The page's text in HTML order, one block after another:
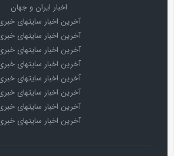
اخبار ایران و جهان
آخرین اخبار سایتهای خبری
آخرین اخبار سایتهای خبری
آخرین اخبار سایتهای خبری
آخرین اخبار سایتهای خبری
آخرین اخبار سایتهای خبری
آخرین اخبار سایتهای خبری
آخرین اخبار سایتهای خبری
آخرین اخبار سایتهای خبری